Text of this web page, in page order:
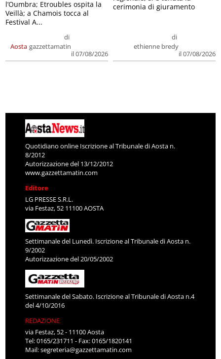
Aosta
di
gazzettamatin
il 07/08/2026
l’Oumbra; Etroubles ospita la
Veillà; a Chamois tocca al
Festival A...
di
ethienne bredy
il 07/08/2026
cerimonia di giuramento
Quotidiano online Iscrizione al Tribunale di Aosta n.
8/2012
Autorizzazione del 13/12/2012
www.gazzettamatin.com
Editore
LG PRESSE S.R.L.
via Festaz, 52 11100 AOSTA
Settimanale del Lunedì. Iscrizione al Tribunale di Aosta n.
9/2002
Autorizzazione del 20/05/2002
Settimanale del Sabato. Iscrizione al Tribunale di Aosta n.4
del 4/10/2016
REDAZIONE
via Festaz, 52 - 11100 Aosta
Tel: 0165/231711 - Fax: 0165/1820141
Mail:segreteria@gazzettamatin.com